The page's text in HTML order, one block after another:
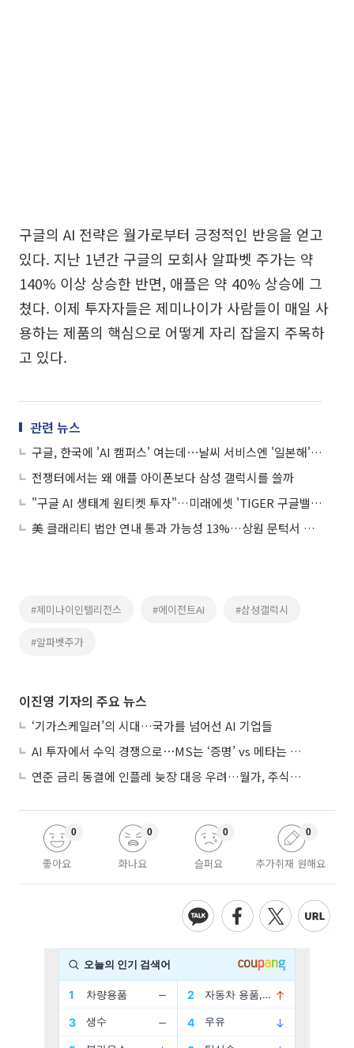
구글의 AI 전략은 월가로부터 긍정적인 반응을 얻고
있다. 지난 1년간 구글의 모회사 알파벳 주가는 약
140% 이상 상승한 반면, 애플은 약 40% 상승에 그
쳤다. 이제 투자자들은 제미나이가 사람들이 매일 사
용하는 제품의 핵심으로 어떻게 자리 잡을지 주목하
고 있다.
관련 뉴스
구글, 한국에 'AI 캠퍼스' 여는데⋯날씨 서비스엔 '일본해' 우선 표기
전쟁터에서는 왜 애플 아이폰보다 삼성 갤럭시를 쓸까
"구글 AI 생태계 원티켓 투자"…미래에셋 'TIGER 구글밸류체인 ETF' 신규 상장
美 클래리티 법안 연내 통과 가능성 13%…상원 문턱서 제동
#제미나이인텔리전스 #에이전트AI #삼성갤럭시
#알파벳주가
이진영 기자의 주요 뉴스
‘기가스케일러’의 시대…국가를 넘어선 AI 기업들
AI 투자에서 수익 경쟁으로⋯MS는 ‘증명’ vs 메타는 ‘숙제’
연준 금리 동결에 인플레 늦장 대응 우려…월가, 주식도 채권도 던졌다
좋아요
0
화나요
0
슬퍼요
0
추가취재 원해요
0